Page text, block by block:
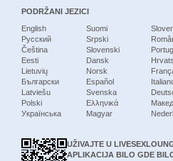
PODRŽANI JEZICI
English
Русский
Čeština
Eesti
Lietuvių
Български
Latviešu
Polski
Українська
Suomi
Srpski
Slovenski
Dansk
Norsk
Español
Svenska
Ελληνικά
Magyar
UŽIVAJTE U
APLIKACIJA BILO GDE